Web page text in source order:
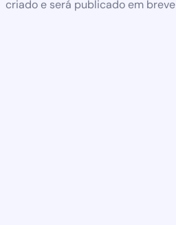
criado e será publicado em breve